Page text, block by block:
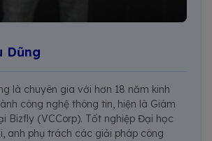
Dũng
là chuyên gia với hơn 18 năm kinh
công nghệ thông tin, hiện là Giám
Bizfly (VCCorp). Tốt nghiệp Đại học
anh phụ trách các giải pháp công